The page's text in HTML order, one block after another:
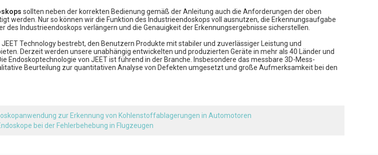
sollten neben der korrekten Bedienung gemäß der Anleitung auch die Anforderungen der oben
werden. Nur so können wir die Funktion des Industrieendoskops voll ausnutzen, die Erkennungsaufgabe
des Industrieendoskops verlängern und die Genauigkeit der Erkennungsergebnisse sicherstellen.
JEET Technologybestrebt, den Benutzern Produkte mit stabiler und zuverlässiger Leistung und
Derzeit werden unsere unabhängig entwickelten und produzierten Geräte in mehr als 40 Länder und
Endoskoptechnologie von JEET ist führend in der Branche. Insbesondere das messbare 3D-Mess-
Beurteilung zur quantitativen Analyse von Defekten umgesetzt und große Aufmerksamkeit bei den
zur Erkennung von Kohlenstoffablagerungen in Automotoren
bei der Fehlerbehebung in Flugzeugen